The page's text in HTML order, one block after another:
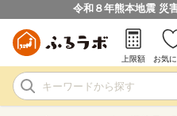
令和８年熊本地震 災
上限額 お気